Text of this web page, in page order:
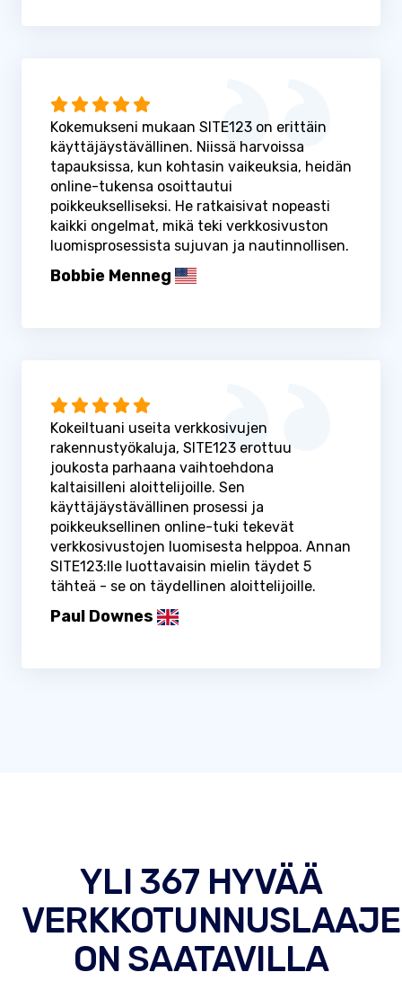
Kokemukseni mukaan SITE123 on erittäin
käyttäjäystävällinen. Niissä harvoissa
tapauksissa, kun kohtasin vaikeuksia, heidän
online-tukensa osoittautui
poikkeukselliseksi. He ratkaisivat nopeasti
kaikki ongelmat, mikä teki verkkosivuston
luomisprosessista sujuvan ja nautinnollisen.
Bobbie Menneg
Kokeiltuani useita verkkosivujen
rakennustyökaluja, SITE123 erottuu
joukosta parhaana vaihtoehdona
kaltaisilleni aloittelijoille. Sen
käyttäjäystävällinen prosessi ja
poikkeuksellinen online-tuki tekevät
verkkosivustojen luomisesta helppoa. Annan
SITE123:lle luottavaisin mielin täydet 5
tähteä - se on täydellinen aloittelijoille.
Paul Downes
YLI 367 HYVÄÄ
ON SAATAVILLA